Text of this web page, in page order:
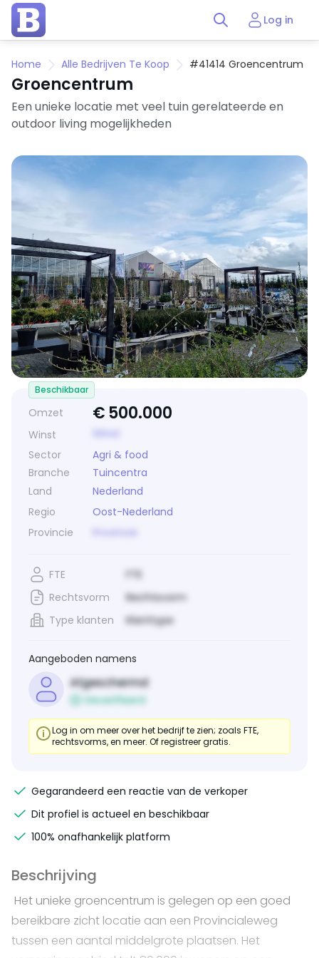
Log in
Home Alle Bedrijven Te Koop #41414 Groencentrum
Groencentrum
Een unieke locatie met veel tuin gerelateerde en
outdoor living mogelijkheden
Omzet €500.000
Winst
Sector
Agri & food
Branche
Tuincentra
Land
Nederland
Regio
Oost-Nederland
Provincie
Beschikbaar
FTE
FTE
Rechtsvorm
Rechtsvorm
Type klanten
Klanttype
Aangeboden namens
Afgeschermd
Geverifieerd
Log in om meer over het bedrijf te zien; zoals FTE,
rechtsvorms, en meer. Of registreer gratis.
Gegarandeerd een reactie van de verkoper
Dit profiel is actueel en beschikbaar
100% onafhankelijk platform
Beschrijving
Het unieke groencentrum is gelegen op een goed
bereikbare zicht locatie aan een Provincialeweg
tussen een aantal middelgrote plaatsen. Het